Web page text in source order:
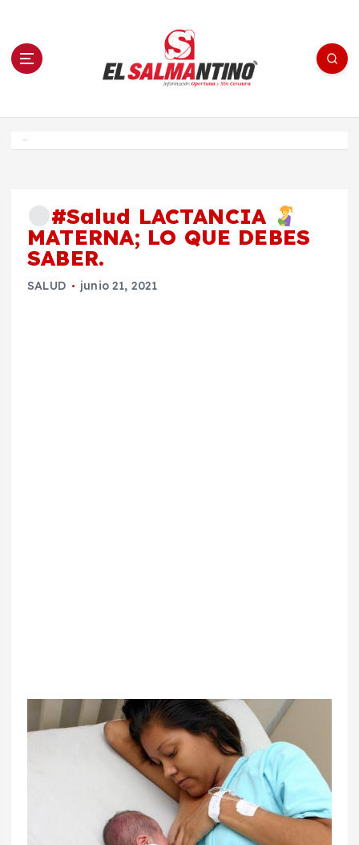
n El Salmantino - medios/noticias/editorial
#Salud LACTANCIA
MATERNA; LO QUE DEBES
SABER.
SALUD junio 21, 2021